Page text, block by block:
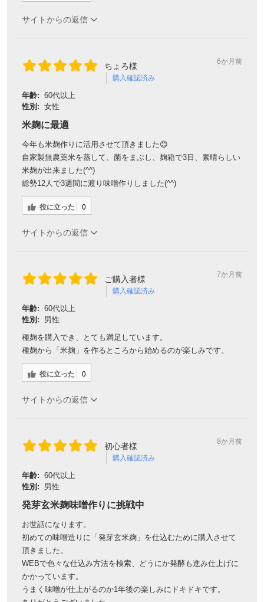
サイトからの返信
ちょろ様
購入確認済み
6か月前
年齢: 60代以上
性別: 女性
米麹に最適
今年も米麹作りに活用させて頂きました😊
自家製無農薬米を蒸して、菌をまぶし、麹箱で3日、素晴らしい
米麹が出来ました(^^)
総勢12人で3週間に渡り味噌作りしました(^^)
役に立った 0
サイトからの返信
ご購入者様
購入確認済み
7か月前
年齢: 60代以上
性別:
男性
種麹を購入でき、とても満足しています。
種麹から「米麹」を作るところから始めるのが楽しみです。
役に立った 0
サイトからの返信
初心者様
購入確認済み
8か月前
年齢: 60代以上
性別:
男性
発芽玄米麹味噌作りに挑戦中
お世話になります。
初めての味噌造りに「発芽玄米麹」を仕込むために購入させて
頂きました。
WEBで色々な仕込み方法を検索、どうにか発酵も進み仕上げに
かかっています。
うまく味噌が仕上がるのか1年後の楽しみにドキドキです。
今すぐ使える300円OFFクーポンを
ご用意しました🎁
会員登録ありがとうございます！
新規会員様限定 特典クーポン
300円OFF